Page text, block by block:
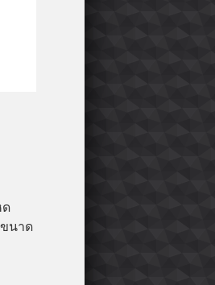
ด
นาด